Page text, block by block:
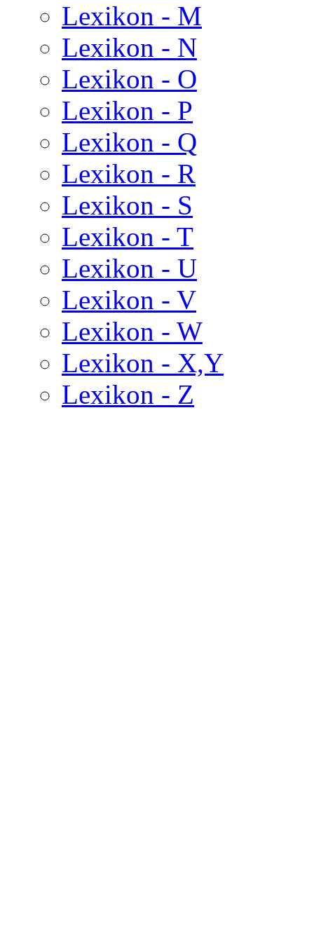
Lexikon - M
Lexikon - N
Lexikon - O
Lexikon - P
Lexikon - Q
Lexikon - R
Lexikon - S
Lexikon - T
Lexikon - U
Lexikon - V
Lexikon - W
Lexikon - X,Y
Lexikon - Z